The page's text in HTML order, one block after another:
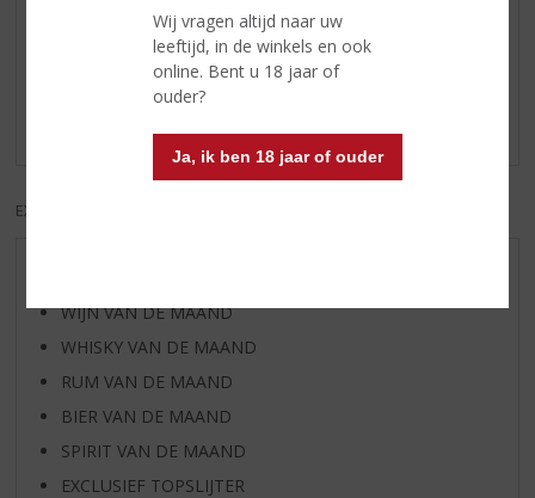
Wij vragen altijd naar uw
leeftijd, in de winkels en ook
online. Bent u 18 jaar of
ouder?
Ja, ik ben 18 jaar of ouder
Reviews
Schrijf een review
EXCL. BTW
WIJN VAN DE MAAND
WHISKY VAN DE MAAND
RUM VAN DE MAAND
BIER VAN DE MAAND
SPIRIT VAN DE MAAND
EXCLUSIEF TOPSLIJTER